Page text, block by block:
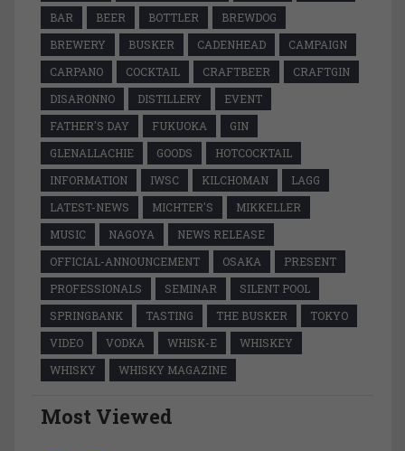
BAR
BEER BOTTLER
BREWDOG
BREWERY
BUSKER CADENHEAD
CAMPAIGN
CARPANO
COCKTAIL CRAFTBEER
CRAFTGIN
DISARONNO
DISTILLERY
EVENT
FATHER'S DAY
FUKUOKA
GIN
GLENALLACHIE
GOODS
HOTCOCKTAIL
INFORMATION
IWSC KILCHOMAN
LAGG
LATEST-NEWS
MICHTER'S
MIKKELLER
MUSIC
NAGOYA
NEWS RELEASE
OFFICIAL-ANNOUNCEMENT
OSAKA
PRESENT
PROFESSIONALS
SEMINAR
SILENT POOL
SPRINGBANK
TASTING THE BUSKER
TOKYO
VIDEO
VODKA WHISK-E
WHISKEY
WHISKY
WHISKY MAGAZINE
Most Viewed